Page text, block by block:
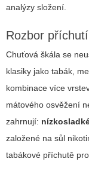
analýzy složení.
Rozbor
Chuťová škála se
klasiky jako tabák,
kombinace více
mátového osvěžení
zahrnují:
založené na sůl
tabákové příchutě